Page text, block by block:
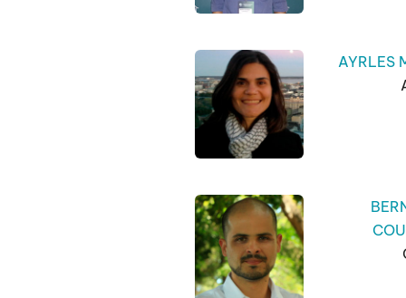
AYRLES